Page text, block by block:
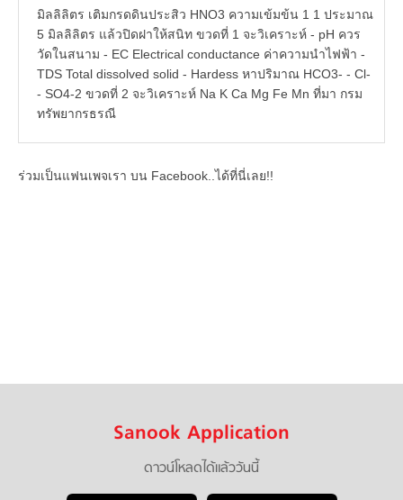
มิลลิลิตร เติมกรดดินประสิว HNO3 ความเข้มข้น 1 1 ประมาณ
5 มิลลิลิตร แล้วปิดฝาให้สนิท ขวดที่ 1 จะวิเคราะห์ - pH ควร
วัดในสนาม - EC Electrical conductance ค่าความนำไฟฟ้า -
TDS Total dissolved solid - Hardess หาปริมาณ HCO3- - Cl-
- SO4-2 ขวดที่ 2 จะวิเคราะห์ Na K Ca Mg Fe Mn ที่มา กรม
ทรัพยากรธรณี
ร่วมเป็นแฟนเพจเรา บน Facebook..ได้ที่นี่เลย!!
Sanook Application
ดาวน์โหลดได้แล้ววันนี้